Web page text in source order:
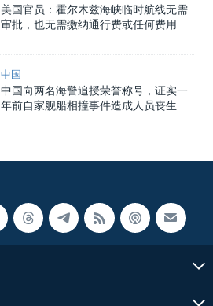
美国官员：霍尔木兹海峡临时航线无需
审批，也无需缴纳通行费或任何费用
中国
中国向两名海警追授荣誉称号，证实一
年前自家舰船相撞事件造成人员丧生